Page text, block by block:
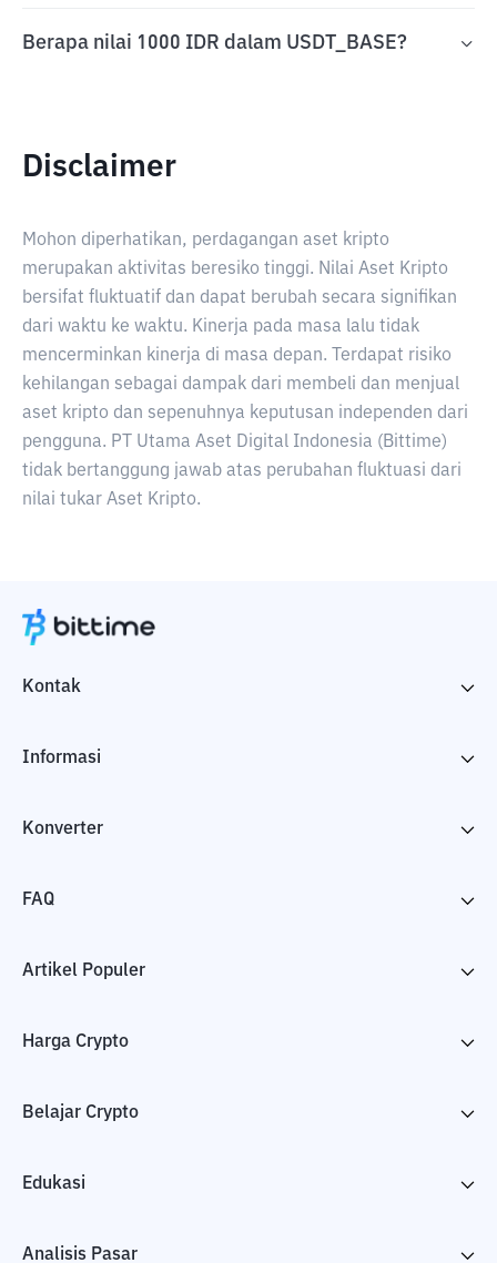
Berapa nilai 1000 IDR dalam USDT_BASE?
Disclaimer
Mohon diperhatikan, perdagangan aset kripto
merupakan aktivitas beresiko tinggi. Nilai Aset Kripto
bersifat fluktuatif dan dapat berubah secara signifikan
dari waktu ke waktu. Kinerja pada masa lalu tidak
mencerminkan kinerja di masa depan. Terdapat risiko
kehilangan sebagai dampak dari membeli dan menjual
aset kripto dan sepenuhnya keputusan independen dari
pengguna. PT Utama Aset Digital Indonesia (Bittime)
tidak bertanggung jawab atas perubahan fluktuasi dari
nilai tukar Aset Kripto.
Kontak
Informasi
Konverter
FAQ
Artikel Populer
Harga Crypto
Belajar Crypto
Edukasi
Analisis Pasar